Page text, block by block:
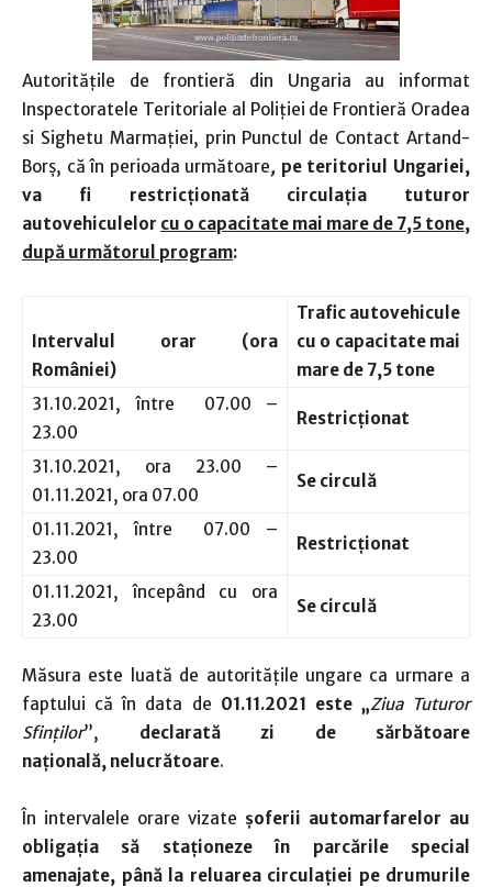
Autorităţile de frontieră din Ungaria au informat
Inspectoratele Teritoriale al Poliţiei de Frontieră Oradea
si Sighetu Marmaţiei, prin Punctul de Contact Artand-
Borş, că în perioada următoare, pe teritoriul Ungariei,
va fi restricţionată circulaţia tuturor
autovehiculelor cu o capacitate mai mare de 7,5 tone,
după următorul program:
Intervalul orar (ora
României)
Trafic autovehicule
cu o capacitate mai
mare de 7,5 tone
31.10.2021, între 07.00 –
23.00
Restricţionat
31.10.2021, ora 23.00 –
01.11.2021, ora 07.00
Se circulă
01.11.2021, între 07.00 –
23.00
Restricţionat
01.11.2021, începând cu ora
23.00
Se circulă
Măsura este luată de autorităţile ungare ca urmare a
faptului că în data de 01.11.2021 este „Ziua Tuturor
Sfinţilor”, declarată zi de sărbătoare
naţională, nelucrătoare.
În intervalele orare vizate şoferii automarfarelor au
obligaţia să staţioneze în parcările special
amenajate, până la reluarea circulației pe drumurile